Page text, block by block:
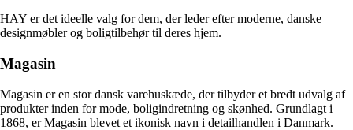
HAY er det ideelle valg for dem, der leder efter moderne, danske
designmøbler og boligtilbehør til deres hjem.
Magasin
Magasin er en stor dansk varehuskæde, der tilbyder et bredt udvalg af
produkter inden for mode, boligindretning og skønhed. Grundlagt i
1868, er Magasin blevet et ikonisk navn i detailhandlen i Danmark.